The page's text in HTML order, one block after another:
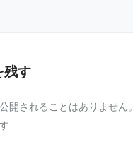
残す
開されることはありません。